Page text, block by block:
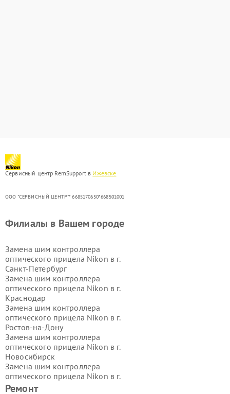
Сервисный центр RemSupport в Ижевске
ООО "СЕРВИСНЫЙ ЦЕНТР"* 6685170650*668501001
Ремонт
Филиалы в Вашем городе
Замена шим контроллера
оптического прицела Nikon в г.
Санкт-Петербург
Замена шим контроллера
оптического прицела Nikon в г.
Краснодар
Замена шим контроллера
оптического прицела Nikon в г.
Ростов-на-Дону
Замена шим контроллера
оптического прицела Nikon в г.
Новосибирск
Замена шим контроллера
оптического прицела Nikon в г.
Екатеринбург